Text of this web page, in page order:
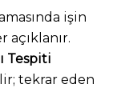
işin
açıklanır.
Tespiti
tekrar eden